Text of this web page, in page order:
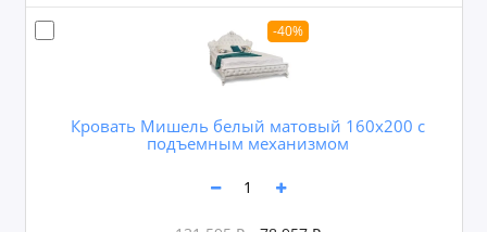
-40%
Кровать Мишель белый матовый 160х200 с
подъемным механизмом